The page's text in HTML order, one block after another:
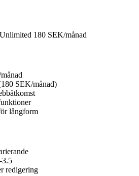
180 SEK/månad
SEK/månad)
långform
3.5
redigering